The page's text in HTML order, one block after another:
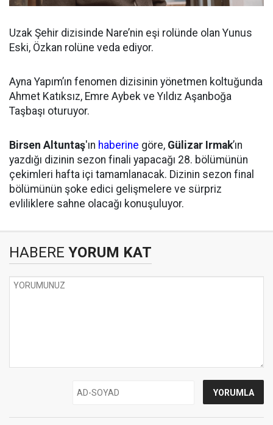
Uzak Şehir dizisinde Nare’nin eşi rolünde olan Yunus
Eski, Özkan rolüne veda ediyor.
Ayna Yapım’ın fenomen dizisinin yönetmen koltuğunda
Ahmet Katıksız, Emre Aybek ve Yıldız Aşanboğa
Taşbaşı oturuyor.
Birsen Altuntaş'ın haberine göre, Gülizar Irmak’ın
yazdığı dizinin sezon finali yapacağı 28. bölümünün
çekimleri hafta içi tamamlanacak. Dizinin sezon final
bölümünün şoke edici gelişmelere ve sürpriz
evliliklere sahne olacağı konuşuluyor.
HABERE YORUM KAT